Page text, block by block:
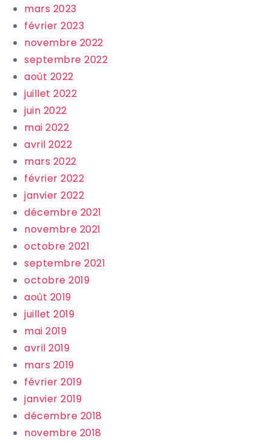
mars 2023
février 2023
novembre 2022
septembre 2022
août 2022
juillet 2022
juin 2022
mai 2022
avril 2022
mars 2022
février 2022
janvier 2022
décembre 2021
novembre 2021
octobre 2021
septembre 2021
octobre 2019
août 2019
juillet 2019
mai 2019
avril 2019
mars 2019
février 2019
janvier 2019
décembre 2018
novembre 2018